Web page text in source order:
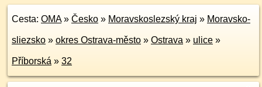
Cesta: OMA» Česko » Moravskoslezský kraj » Moravsko-
sliezsko » okres Ostrava-město » Ostrava » ulice »
Příborská » 32